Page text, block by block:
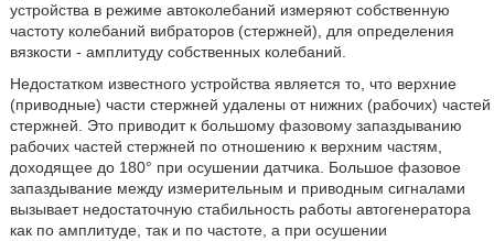
устройства в режиме автоколебаний измеряют собственную
частоту колебаний вибраторов (стержней), для определения
вязкости - амплитуду собственных колебаний.
Недостатком известного устройства является то, что верхние
(приводные) части стержней удалены от нижних (рабочих) частей
стержней. Это приводит к большому фазовому запаздыванию
рабочих частей стержней по отношению к верхним частям,
доходящее до 180° при осушении датчика. Большое фазовое
запаздывание между измерительным и приводным сигналами
вызывает недостаточную стабильность работы автогенератора
как по амплитуде, так и по частоте, а при осушении